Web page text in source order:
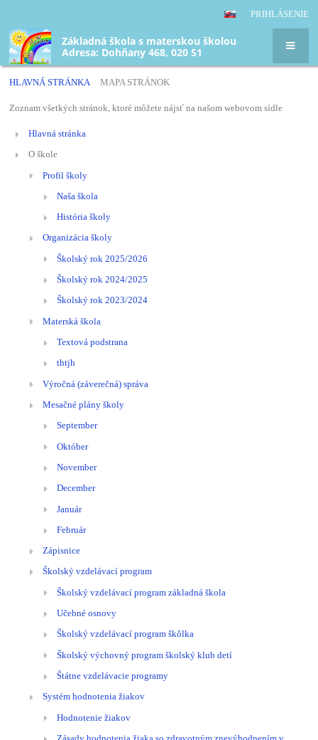
PRIHLÁSENIE
Základná škola s materskou školou
Adresa: Dohňany 468, 020 51
HLAVNÁ STRÁNKA MAPA STRÁNOK
Mapa
stránok
Zoznam všetkých stránok, ktoré môžete nájsť na našom webovom sídle
Hlavná stránka
O škole
Profil školy
Naša škola
História školy
Organizácia školy
Školský rok 2025/2026
Školský rok 2024/2025
Školský rok 2023/2024
Materská škola
Textová podstrana
thtjh
Výročná (záverečná) správa
Mesačné plány školy
September
Október
November
December
Január
Február
Zápisnice
Školský vzdelávací program
Školský vzdelávací program základná škola
Učebné osnovy
Školský vzdelávací program škôlka
Školský výchovný program školský klub detí
Štátne vzdelávacie programy
Systém hodnotenia žiakov
Hodnotenie žiakov